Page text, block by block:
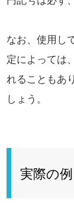
なお、使用し
定によっては、
れることもあ
しょう。
実際の例